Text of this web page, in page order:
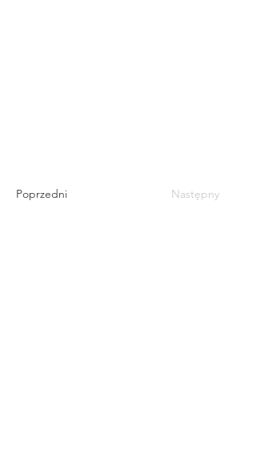
Poprzedni Następny